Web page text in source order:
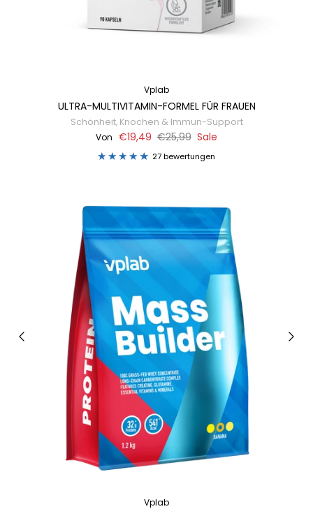
Vplab
ULTRA-MULTIVITAMIN-FORMEL FÜR FRAUEN
Schönheit, Knochen & Immun-Support
Von €19,49 €25,99 Sale
27 bewertungen
Vplab